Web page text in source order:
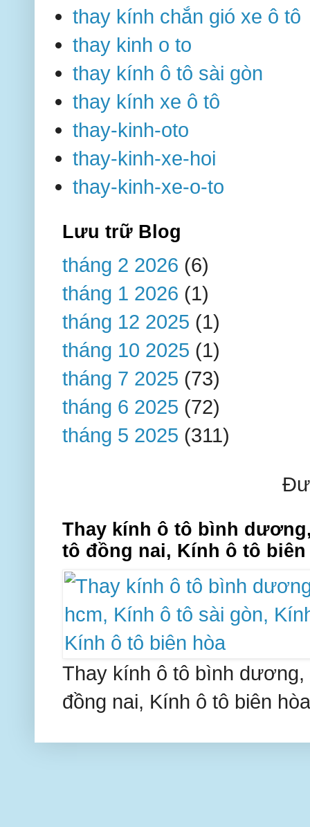
thay kính chắn gió xe ô tô
thay kinh o to
thay kính ô tô sài gòn
thay kính xe ô tô
thay-kinh-oto
thay-kinh-xe-hoi
thay-kinh-xe-o-to
Lưu trữ Blog
tháng 2 2026 (6)
tháng 1 2026 (1)
tháng 12 2025 (1)
tháng 10 2025 (1)
tháng 7 2025 (73)
tháng 6 2025 (72)
tháng 5 2025 (311)
Thay kính ô tô bình
tô đồng nai, Kính ô tô biên
Thay kính ô tô bình
đồng nai, Kính ô tô biên